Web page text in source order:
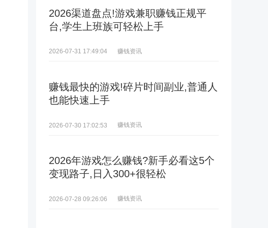
2026渠道盘点!游戏兼职赚钱正规平
台,学生上班族可轻松上手
2026-07-31 17:49:04 赚钱资讯
赚钱最快的游戏!碎片时间副业,普通人
也能快速上手
2026-07-30 17:02:53 赚钱资讯
2026年游戏怎么赚钱?新手必看这5个
变现路子,日入300+很轻松
2026-07-28 09:26:06 赚钱资讯